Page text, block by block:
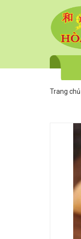
Trang chủ